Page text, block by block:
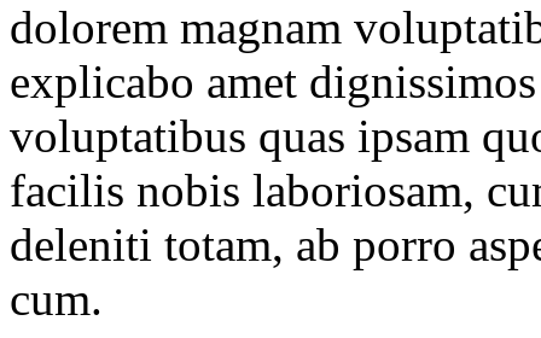
dolorem magnam
explicabo amet
voluptatibus quas ipsam
facilis nobis laboriosam,
deleniti totam, ab porro
cum.